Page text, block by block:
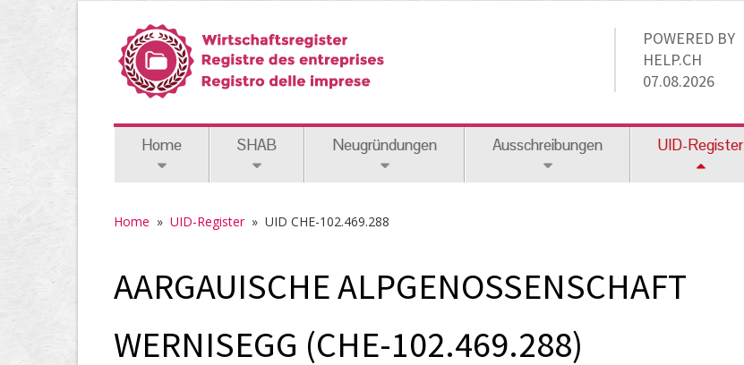
POWERED BY
HELP.CH
07.08.2026
Home SHAB Neugründungen Ausschreibungen UID-Register
Home » UID-Register» UID CHE-102.469.288
AARGAUISCHE ALPGENOSSENSCHAFT
WERNISEGG (CHE-102.469.288)